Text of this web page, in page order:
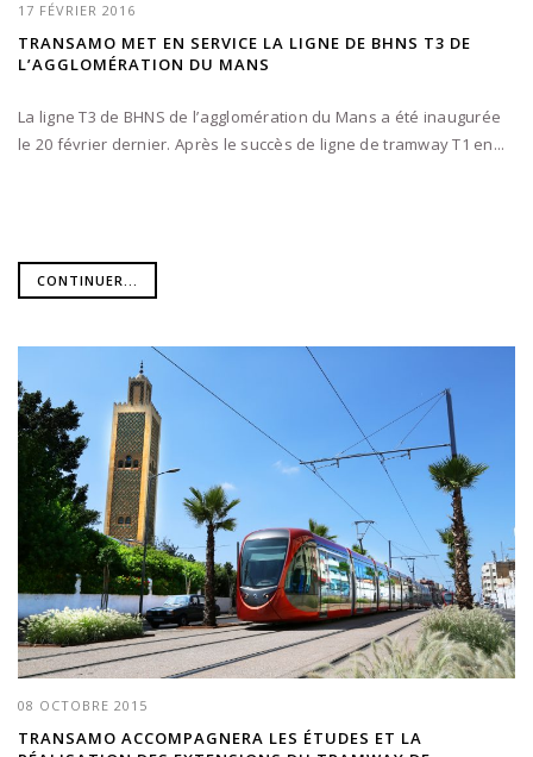
17 FÉVRIER 2016
TRANSAMO MET EN SERVICE LA LIGNE DE BHNS T3 DE
L’AGGLOMÉRATION DU MANS
La ligne T3 de BHNS de l’agglomération du Mans a été inaugurée
le 20 février dernier. Après le succès de ligne de tramway T1 en...
CONTINUER...
08 OCTOBRE 2015
TRANSAMO ACCOMPAGNERA LES ÉTUDES ET LA